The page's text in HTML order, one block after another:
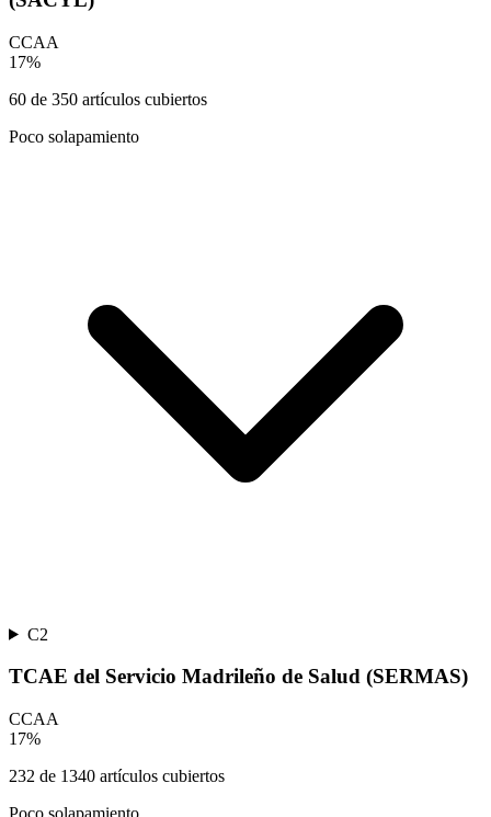
CCAA
17%
60 de 350 artículos cubiertos
Poco solapamiento
C2
TCAE del Servicio Madrileño de Salud (SERMAS)
CCAA
17%
232 de 1340 artículos cubiertos